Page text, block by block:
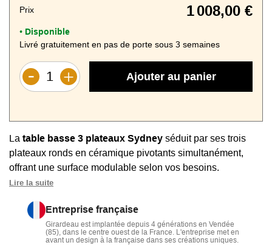
Prix 1 008,00 €
• Disponible
Livré gratuitement en pas de porte sous 3 semaines
Ajouter au panier
La table basse 3 plateaux Sydney séduit par ses trois
plateaux ronds en céramique pivotants simultanément,
offrant une surface modulable selon vos besoins.
Fermée, elle reste compacte avec 73,5 cm de diamètre,
ouverte elle déploie jusqu’à 114,5 cm pour servir apéritifs,
télécommandes ou déco sans encombrer le salon.
Ses plateaux en céramique collée sur verre et son pied
Lire la suite
Entreprise française
Girardeau est implantée depuis 4 générations en Vendée
(85), dans le centre ouest de la France. L'entreprise met en
avant un design à la française dans ses créations uniques.